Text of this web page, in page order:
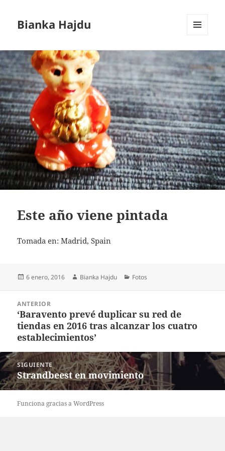
Bianka Hajdu
WIDGETS
Este año viene pintada
Tomada en: Madrid, Spain
Publicado
6 enero, 2016 Autor
Bianka Hajdu Categorías
Fotos
entradas
ANTERIOR
Entrada
anterior:
‘Baravento prevé duplicar su red de
tiendas en 2016 tras alcanzar los cuatro
establecimientos’
SIGUIENTE
Entrada
siguiente:
Strandbeest en movimiento
Funciona gracias a WordPress